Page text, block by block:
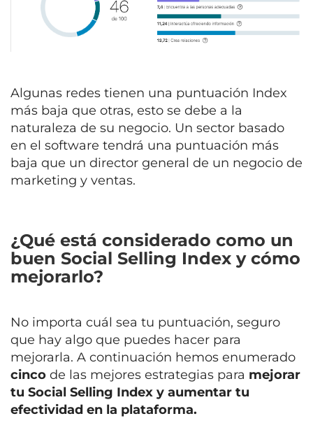
Algunas redes tienen una puntuación Index
más baja que otras, esto se debe a la
naturaleza de su negocio. Un sector basado
en el software tendrá una puntuación más
baja que un director general de un negocio de
marketing y ventas.
¿Qué está considerado como un
buen Social Selling Index y cómo
mejorarlo?
No importa cuál sea tu puntuación, seguro
que hay algo que puedes hacer para
mejorarla. A continuación hemos enumerado
cinco de las mejores estrategias para mejorar
tu Social Selling Index y aumentar tu
efectividad en la plataforma.